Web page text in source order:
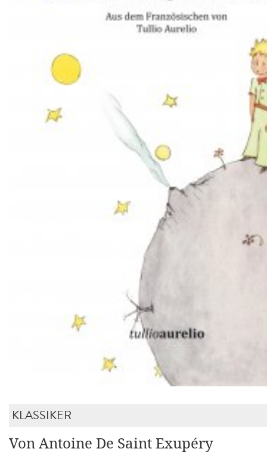
KLASSIKER
Von Antoine De Saint Exupéry